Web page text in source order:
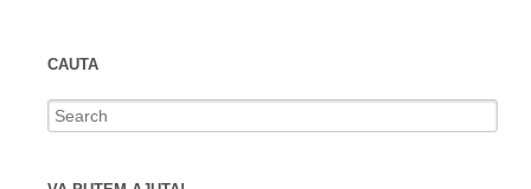
CAUTA
Search for: